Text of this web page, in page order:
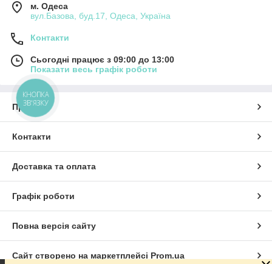
м. Одеса
вул.Базова, буд.17, Одеса, Україна
Контакти
Сьогодні працює з 09:00 до 13:00
Показати весь графік роботи
Про нас
Контакти
Доставка та оплата
Графік роботи
Повна версія сайту
Сайт створено на маркетплейсі Prom.ua
КНОПКА
ЗВ'ЯЗКУ